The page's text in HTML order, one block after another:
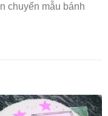
chuyển mẫu bánh